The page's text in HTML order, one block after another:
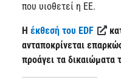
που υιοθετεί η ΕΕ.
Η έκθεσή του EDF
ανταποκρίνεται
προάγει τα